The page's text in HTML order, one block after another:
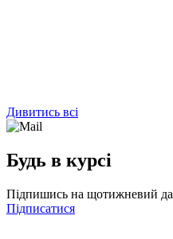
Дивитись всі
Будь в курсі
Підпишись на щотижневий
Підписатися